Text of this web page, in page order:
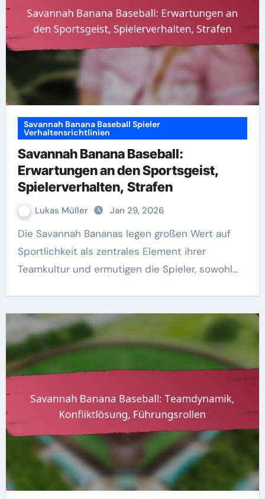
Savannah Banana Baseball Spieler
Verhaltensrichtlinien
Savannah Banana Baseball:
Erwartungen an den Sportsgeist,
Spielerverhalten, Strafen
Lukas Müller Jan 29, 2026
Die Savannah Bananas legen großen Wert auf
Sportlichkeit als zentrales Element ihrer
Teamkultur und ermutigen die Spieler, sowohl…